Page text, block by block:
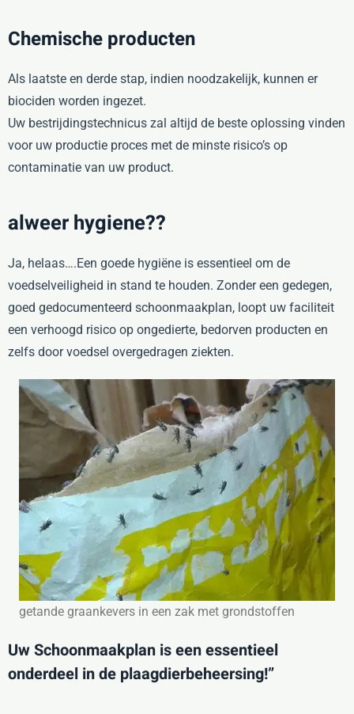
Chemische producten
Als laatste en derde stap, indien noodzakelijk, kunnen er
biociden worden ingezet.
Uw bestrijdingstechnicus zal altijd de beste oplossing vinden
voor uw productie proces met de minste risico’s op
contaminatie van uw product.
alweer hygiene??
Ja, helaas….Een goede hygiëne is essentieel om de
voedselveiligheid in stand te houden. Zonder een gedegen,
goed gedocumenteerd schoonmaakplan, loopt uw faciliteit
een verhoogd risico op ongedierte, bedorven producten en
zelfs door voedsel overgedragen ziekten.
getande graankevers in een zak met grondstoffen
Uw Schoonmaakplan is een essentieel
onderdeel in de plaagdierbeheersing!”